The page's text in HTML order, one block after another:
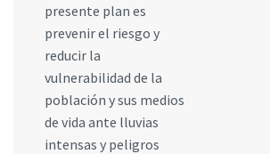
presente plan es
prevenir el riesgo y
reducir la
vulnerabilidad de la
población y sus medios
de vida ante lluvias
intensas y peligros